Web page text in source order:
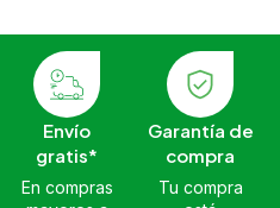
Envío
gratis*
En compras
Garantía de
compra
Tu compra